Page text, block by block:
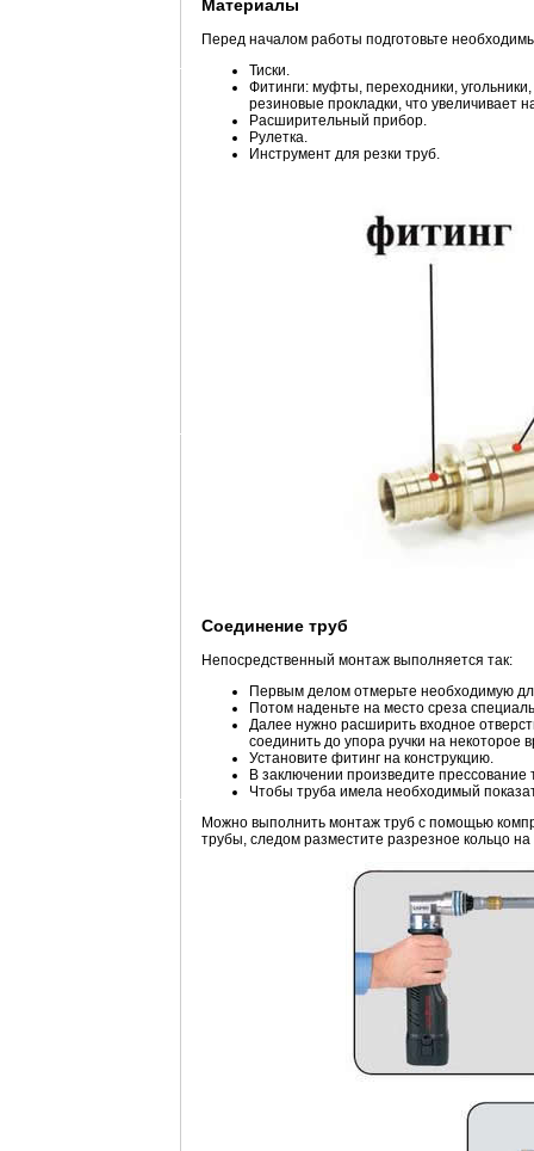
Материалы
Перед началом работы подготовьте
Тиски.
Фитинги: муфты, переходники,
резиновые прокладки, что увеличивает
Расширительный прибор.
Рулетка.
Инструмент для резки труб.
Соединение труб
Непосредственный монтаж выполняется так:
Первым делом отмерьте необходимую
Потом наденьте на место среза
Далее нужно расширить входное
соединить до упора ручки на некоторое
Установите фитинг на конструкцию.
В заключении произведите прессование
Чтобы труба имела необходимый
Можно выполнить монтаж труб с помощью
трубы, следом разместите разрезное кольцо